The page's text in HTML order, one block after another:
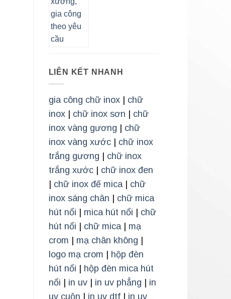
LIÊN KẾT NHANH
gia công chữ inox| chữ
inox| chữ inox sơn
chữ
inox vàng gương
chữ
inox vàng xước| chữ inox
trắng gương
chữ inox
trắng xước| chữ inox đen
chữ inox đế mica| chữ
inox sáng chân
chữ mica
hút nổi
mica hút nổi
chữ
hút nổi
chữ mica| mạ
crom
mạ chân không
logo mạ crom
hộp đèn
hút nổi
hộp đèn mica hút
nổi
in uv| in uv phẳng
in
uv cuộn
in uv dtf| in uv